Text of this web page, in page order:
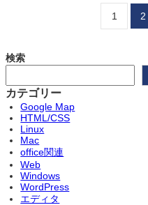
1 2
検索
カテゴリー
Google Map
HTML/CSS
Linux
Mac
office関連
Web
Windows
WordPress
エディタ